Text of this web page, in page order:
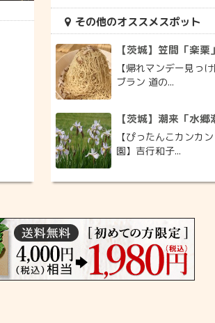
その他のオススメスポット
【茨城】笠間「楽栗」
【帰れマンデー見っ
ブラン 道の...
【茨城】潮来「水郷
【ぴったんこカンカ
園】吉行和子...